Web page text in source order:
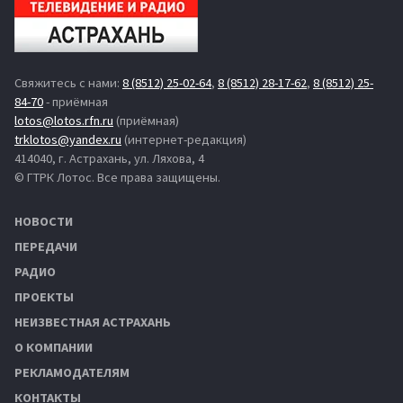
Свяжитесь с нами: 8 (8512) 25-02-64, 8 (8512) 28-17-62, 8 (8512) 25-
84-70- приёмная
lotos@lotos.rfn.ru (приёмная)
trklotos@yandex.ru (интернет-редакция)
414040, г. Астрахань, ул. Ляхова, 4
© ГТРК Лотос. Все права защищены.
НОВОСТИ
ПЕРЕДАЧИ
РАДИО
ПРОЕКТЫ
НЕИЗВЕСТНАЯ АСТРАХАНЬ
О КОМПАНИИ
РЕКЛАМОДАТЕЛЯМ
КОНТАКТЫ